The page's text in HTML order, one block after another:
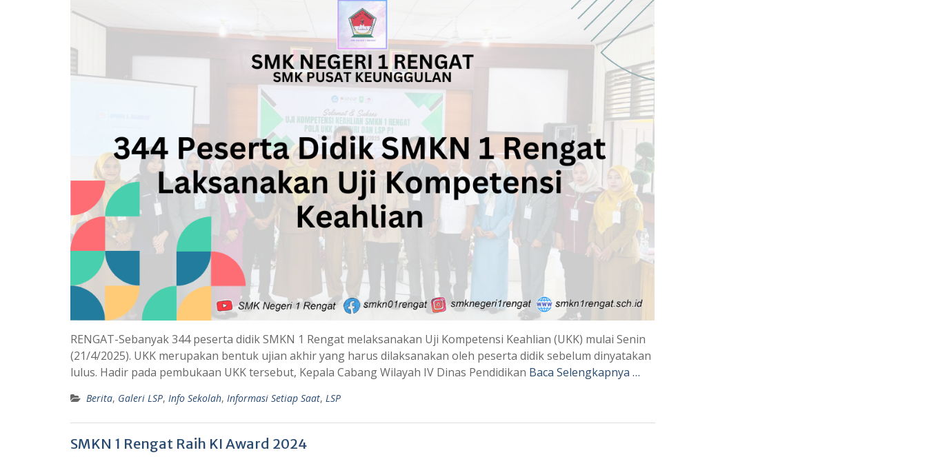
RENGAT-Sebanyak 344 peserta didik SMKN 1 Rengat melaksanakan Uji Kompetensi Keahlian (UKK) mulai Senin
(21/4/2025). UKK merupakan bentuk ujian akhir yang harus dilaksanakan oleh peserta didik sebelum dinyatakan
lulus. Hadir pada pembukaan UKK tersebut, Kepala Cabang Wilayah IV Dinas Pendidikan Baca Selengkapnya …
Berita, Galeri LSP, Info Sekolah, Informasi Setiap Saat, LSP
SMKN 1 Rengat Raih KI Award 2024